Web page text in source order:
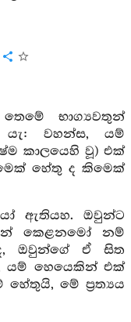
භාග්‍යවතුන්
වහන්ස, යම්
කාලයෙහි වූ) එක්
හේතු ද කිමෙක්
ඇතියහ. ඔවුන්ට
කෙළනමෝ නම්
ඔවුන්ගේ ඒ සිත
යම් හෙයෙකින් එක්
මේ ප්‍රත්‍යය